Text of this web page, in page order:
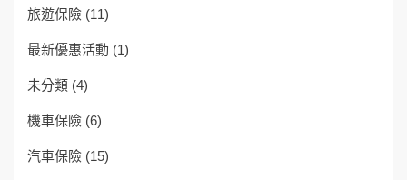
旅遊保險 (11)
最新優惠活動 (1)
未分類 (4)
機車保險 (6)
汽車保險 (15)